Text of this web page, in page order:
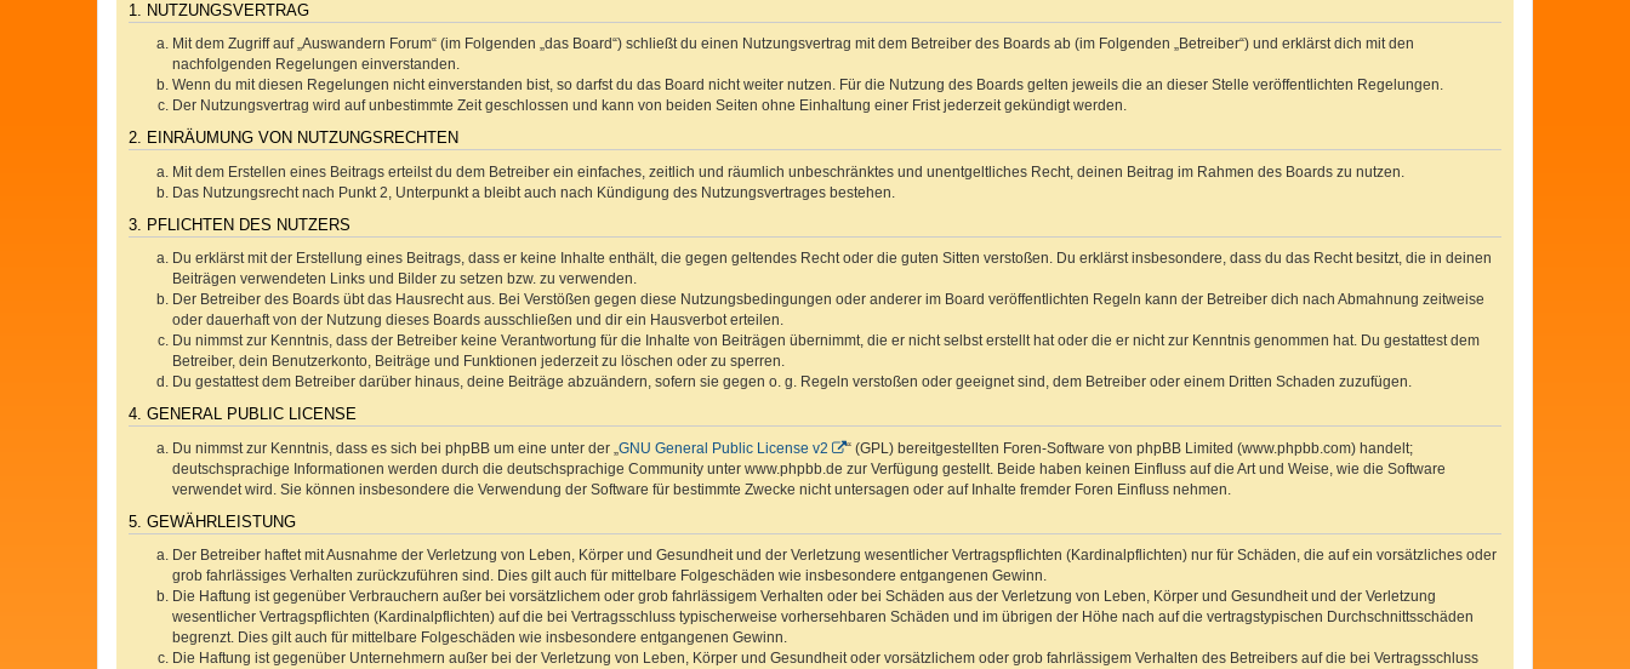
1. NUTZUNGSVERTRAG
Mit dem Zugriff auf „Auswandern Forum“ (im Folgenden „das Board“) schließt du einen Nutzungsvertrag mit dem Betreiber des Boards ab (im Folgenden „Betreiber“) und erklärst dich mit den
nachfolgenden Regelungen einverstanden.
Wenn du mit diesen Regelungen nicht einverstanden bist, so darfst du das Board nicht weiter nutzen. Für die Nutzung des Boards gelten jeweils die an dieser Stelle veröffentlichten Regelungen.
Der Nutzungsvertrag wird auf unbestimmte Zeit geschlossen und kann von beiden Seiten ohne Einhaltung einer Frist jederzeit gekündigt werden.
2. EINRÄUMUNG VON NUTZUNGSRECHTEN
Mit dem Erstellen eines Beitrags erteilst du dem Betreiber ein einfaches, zeitlich und räumlich unbeschränktes und unentgeltliches Recht, deinen Beitrag im Rahmen des Boards zu nutzen.
Das Nutzungsrecht nach Punkt 2, Unterpunkt a bleibt auch nach Kündigung des Nutzungsvertrages bestehen.
3. PFLICHTEN DES NUTZERS
Du erklärst mit der Erstellung eines Beitrags, dass er keine Inhalte enthält, die gegen geltendes Recht oder die guten Sitten verstoßen. Du erklärst insbesondere, dass du das Recht besitzt, die in deinen
Beiträgen verwendeten Links und Bilder zu setzen bzw. zu verwenden.
Der Betreiber des Boards übt das Hausrecht aus. Bei Verstößen gegen diese Nutzungsbedingungen oder anderer im Board veröffentlichten Regeln kann der Betreiber dich nach Abmahnung zeitweise
oder dauerhaft von der Nutzung dieses Boards ausschließen und dir ein Hausverbot erteilen.
Du nimmst zur Kenntnis, dass der Betreiber keine Verantwortung für die Inhalte von Beiträgen übernimmt, die er nicht selbst erstellt hat oder die er nicht zur Kenntnis genommen hat. Du gestattest dem
Betreiber, dein Benutzerkonto, Beiträge und Funktionen jederzeit zu löschen oder zu sperren.
Du gestattest dem Betreiber darüber hinaus, deine Beiträge abzuändern, sofern sie gegen o. g. Regeln verstoßen oder geeignet sind, dem Betreiber oder einem Dritten Schaden zuzufügen.
4. GENERAL PUBLIC LICENSE
Du nimmst zur Kenntnis, dass es sich bei phpBB um eine unter der „ GNU General Public License v2
“ (GPL) bereitgestellten Foren-Software von phpBB Limited (www.phpbb.com) handelt;
deutschsprachige Informationen werden durch die deutschsprachige Community unter www.phpbb.de zur Verfügung gestellt. Beide haben keinen Einfluss auf die Art und Weise, wie die Software
verwendet wird. Sie können insbesondere die Verwendung der Software für bestimmte Zwecke nicht untersagen oder auf Inhalte fremder Foren Einfluss nehmen.
5. GEWÄHRLEISTUNG
Der Betreiber haftet mit Ausnahme der Verletzung von Leben, Körper und Gesundheit und der Verletzung wesentlicher Vertragspflichten (Kardinalpflichten) nur für Schäden, die auf ein vorsätzliches oder
grob fahrlässiges Verhalten zurückzuführen sind. Dies gilt auch für mittelbare Folgeschäden wie insbesondere entgangenen Gewinn.
Die Haftung ist gegenüber Verbrauchern außer bei vorsätzlichem oder grob fahrlässigem Verhalten oder bei Schäden aus der Verletzung von Leben, Körper und Gesundheit und der Verletzung
wesentlicher Vertragspflichten (Kardinalpflichten) auf die bei Vertragsschluss typischerweise vorhersehbaren Schäden und im übrigen der Höhe nach auf die vertragstypischen Durchschnittsschäden
begrenzt. Dies gilt auch für mittelbare Folgeschäden wie insbesondere entgangenen Gewinn.
Die Haftung ist gegenüber Unternehmern außer bei der Verletzung von Leben, Körper und Gesundheit oder vorsätzlichem oder grob fahrlässigem Verhalten des Betreibers auf die bei Vertragsschluss